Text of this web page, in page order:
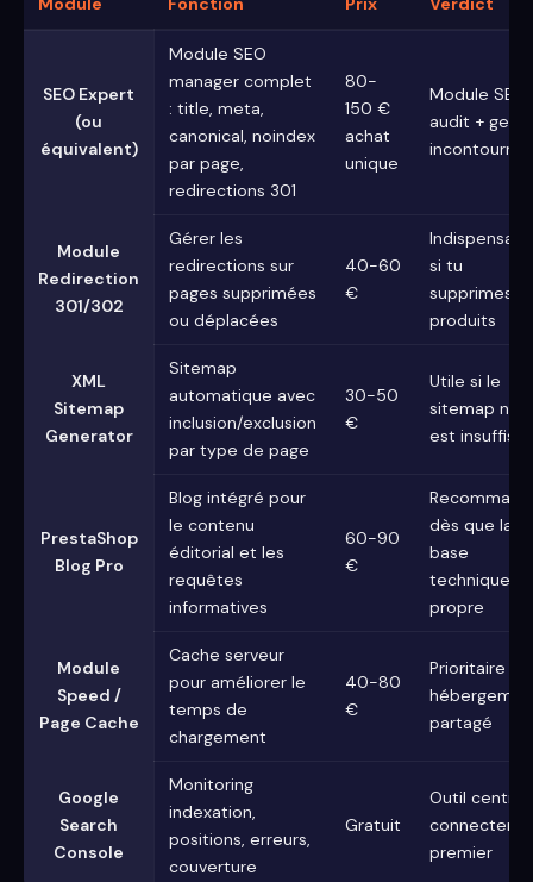
SEO Expert
(ou
équivalent)
Module SEO
manager complet
: title, meta,
canonical, noindex
par page,
redirections 301
80-
150 €
achat
unique
Module SEO
audit +
Module
Redirection
301/302
Gérer les
redirections sur
pages supprimées
ou déplacées
40-60
€
si tu
supprimes
produits
XML
Sitemap
Generator
Sitemap
automatique avec
inclusion/exclusion
par type de page
30-50
€
Utile si le
sitemap
est
PrestaShop
Blog Pro
Blog intégré pour
le contenu
éditorial et les
requêtes
informatives
60-90
€
dès que la
base
technique
propre
Module
Speed /
Page Cache
Cache serveur
pour améliorer le
temps de
chargement
40-80
€
Prioritaire si
partagé
Google
Search
Console
Monitoring
indexation,
positions, erreurs,
couverture
Gratuit
Outil central,
connecter
premier